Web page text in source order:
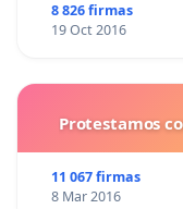
8 826 firmas
19 Oct 2016
Protestamos
11 067 firmas
8 Mar 2016